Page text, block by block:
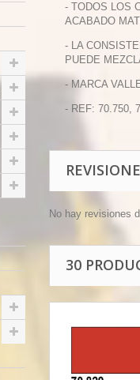
- TODOS LOS
ACABADO
- LA
PUEDE
- MARCA
- REF: 70.750,
No hay revisiones
30